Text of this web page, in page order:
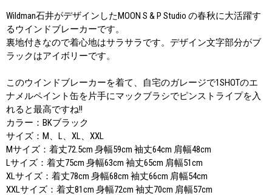
Wildman石井がデザインしたMOON S & P Studio の春秋に大活躍す
るウインドブレーカーです。
裏地付きなので着心地はサラサラです。デザイン文字部分がブ
ラックはアイボリーです。
このウインドブレーカーを着て、自宅のガレージで1SHOTのエ
ナメルペイント缶を片手にマックブラシでピンストライプを入
れると最高ですね!!
カラー：BKブラック
サイズ：M、L、XL、XXL
Mサイズ：着丈72.5cm 身幅59cm 袖丈64cm 肩幅48cm
Lサイズ：着丈75cm 身幅63cm 袖丈65cm 肩幅51cm
XLサイズ：着丈78cm 身幅68cm 袖丈66cm 肩幅54cm
XXLサイズ：着丈81cm 身幅72cm 袖丈70cm 肩幅57cm